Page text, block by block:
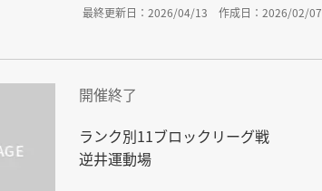
最終更新日：2026/04/13 作成日：2026/02/07
開催終了
ランク別11ブロックリーグ戦
逆井運動場